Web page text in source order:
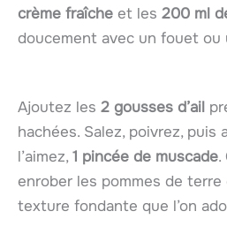
crème fraîche et les 200 ml
doucement avec un fouet ou
Ajoutez les 2 gousses d’ail
hachées. Salez, poivrez, puis
l’aimez,1 pincée de muscade.
enrober les pommes de
texture fondante que l’on